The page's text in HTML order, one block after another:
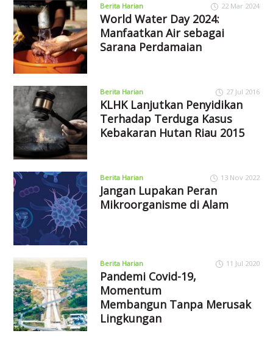
Berita Harian 22 Mar 2024
World Water Day 2024:
Manfaatkan Air sebagai
Sarana Perdamaian
Berita Harian 27 Jul 2016
KLHK Lanjutkan Penyidikan
Terhadap Terduga Kasus
Kebakaran Hutan Riau 2015
Berita Harian 13 Nov 2022
Jangan Lupakan Peran
Mikroorganisme di Alam
Berita Harian 11 Jul 2020
Pandemi Covid-19,
Momentum
Membangun Tanpa Merusak
Lingkungan